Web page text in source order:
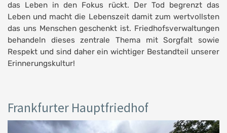
das Leben in den Fokus rückt. Der Tod begrenzt das
Leben und macht die Lebenszeit damit zum wertvollsten
das uns Menschen geschenkt ist. Friedhofsverwaltungen
behandeln dieses zentrale Thema mit Sorgfalt sowie
Respekt und sind daher ein wichtiger Bestandteil unserer
Erinnerungskultur!
Frankfurter Hauptfriedhof